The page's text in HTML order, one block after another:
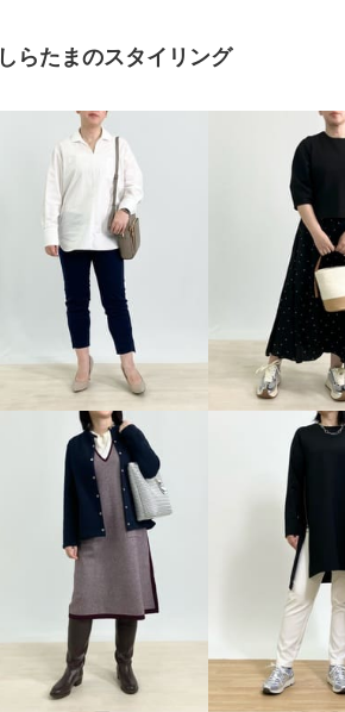
しらたまのスタイリング